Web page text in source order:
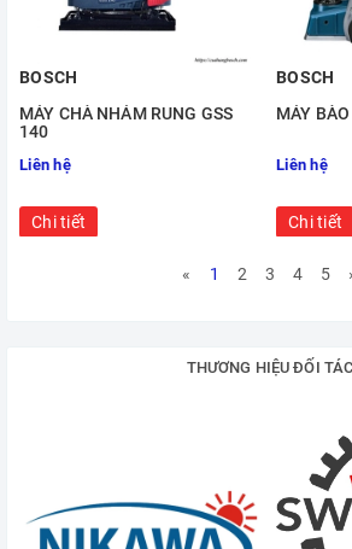
BOSCH
MÁY CHÀ NHÁM RUNG GSS
140
Liên hệ
Chi tiết
BOSCH
MÁY
Liên hệ
Chi tiết
« 1 2 3 4 5
THƯƠNG HIỆU ĐỐI TÁC